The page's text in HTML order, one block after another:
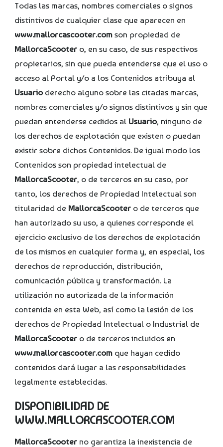
Todas las marcas, nombres comerciales o signos
distintivos de cualquier clase que aparecen en
www.mallorcascooter.com son propiedad de
MallorcaScooter o, en su caso, de sus respectivos
propietarios, sin que pueda entenderse que el uso o
acceso al Portal y/o a los Contenidos atribuya al
Usuarioderecho alguno sobre las citadas marcas,
nombres comerciales y/o signos distintivos y sin que
puedan entenderse cedidos al Usuario, ninguno de
los derechos de explotación que existen o puedan
existir sobre dichos Contenidos. De igual modo los
Contenidos son propiedad intelectual de
MallorcaScooter, o de terceros en su caso, por
tanto, los derechos de Propiedad Intelectual son
titularidad de MallorcaScooter o de terceros que
han autorizado su uso, a quienes corresponde el
ejercicio exclusivo de los derechos de explotación
de los mismos en cualquier forma y, en especial, los
derechos de reproducción, distribución,
comunicación pública y transformación. La
utilización no autorizada de la información
contenida en esta Web, así como la lesión de los
derechos de Propiedad Intelectual o Industrial de
MallorcaScooter o de terceros incluidos en
www.mallorcascooter.com que hayan cedido
contenidos dará lugar a las responsabilidades
legalmente establecidas.
DISPONIBILIDAD DE
WWW.MALLORCASCOOTER.COM
MallorcaScooter no garantiza la inexistencia de